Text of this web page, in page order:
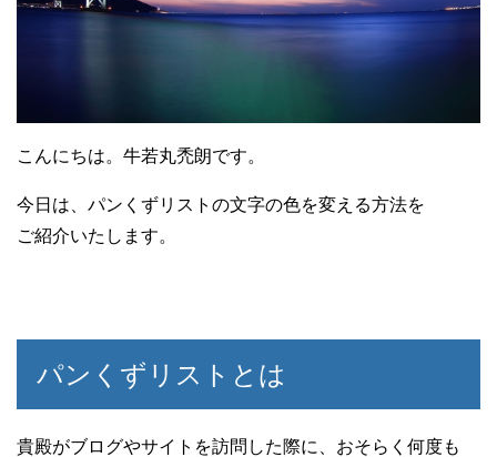
こんにちは。牛若丸禿朗です。
今日は、パンくずリストの文字の色を変える方法を
ご紹介いたします。
パンくずリストとは
貴殿がブログやサイトを訪問した際に、おそらく何度も